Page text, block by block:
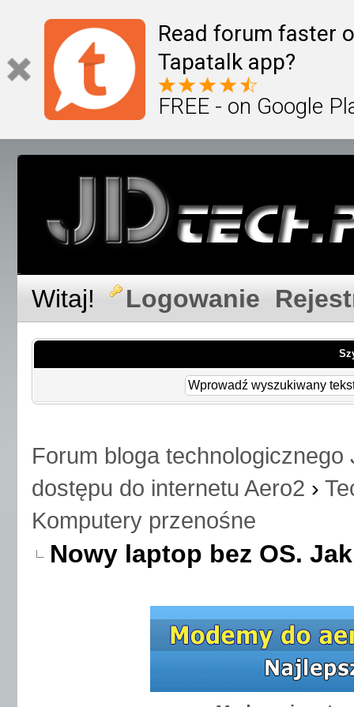
Read forum faster
Tapatalk app?
FREE - on Google
Witaj! Logowanie
Forum bloga technologicznego
dostępu do internetu Aero2 ›
Komputery przenośne
Nowy laptop bez OS.